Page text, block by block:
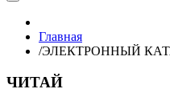
Главная
/ЭЛЕКТРОННЫЙ
ЧИТАЙ